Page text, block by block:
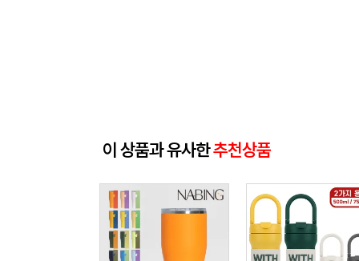
이 상품과 유사한추천상품